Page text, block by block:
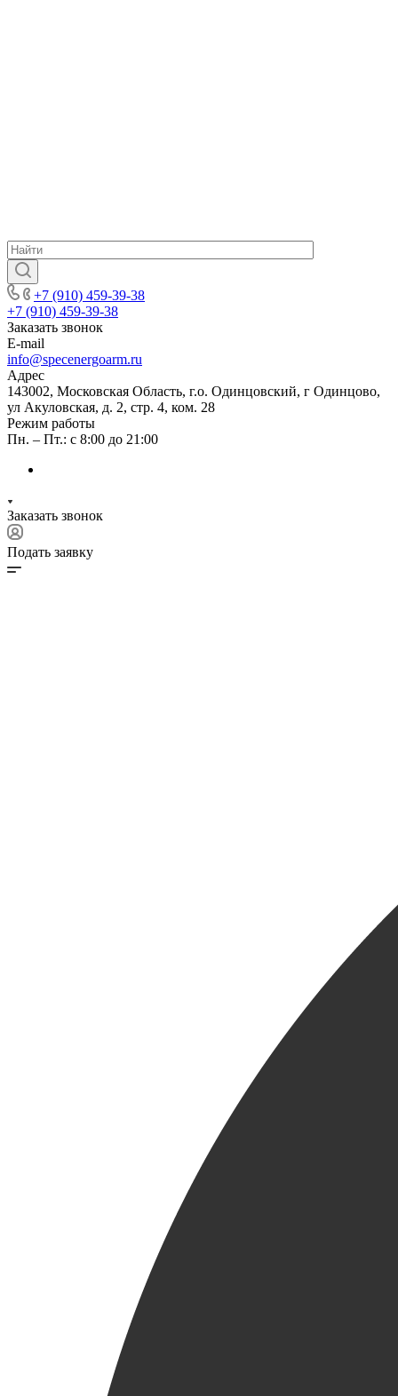
+7 (910) 459-39-38
+7 (910) 459-39-38
Заказать звонок
E-mail
info@specenergoarm.ru
Адрес
143002, Московская Область, г.о. Одинцовский, г Одинцово,
ул Акуловская, д. 2, стр. 4, ком. 28
Режим работы
Пн. – Пт.: с 8:00 до 21:00
Заказать звонок
Подать заявку